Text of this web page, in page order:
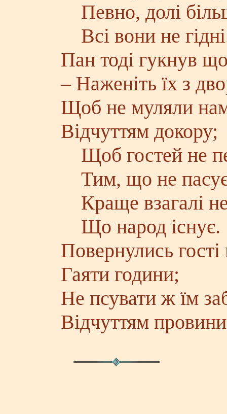
Певно, долі
Всі вони не
Пан тоді гукнув
– Наженіть їх з
Щоб не муляли
Відчуттям докору;
Щоб гостей не
Тим, що не
Краще взагалі
Що народ існує.
Повернулись гості
Гаяти години;
Не псувати ж їм
Відчуттям